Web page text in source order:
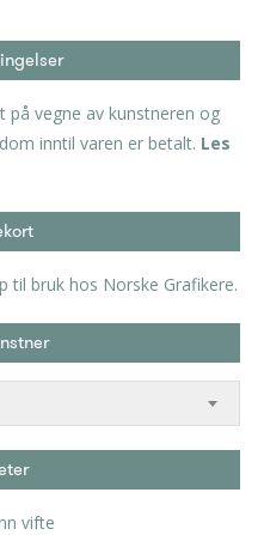
på vegne av kunstneren og
inntil varen er betalt. Les
til bruk hos Norske Grafikere.
vifte